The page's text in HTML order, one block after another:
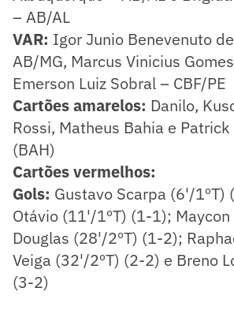
– AB/AL
VAR: Igor Junio Benevenuto
AB/MG, Marcus Vinicius
Emerson Luiz Sobral – CBF/PE
Cartões amarelos: Danilo,
Rossi, Matheus Bahia e
(BAH)
Cartões vermelhos:
Gols: Gustavo Scarpa (6'/
Otávio (11'/1ºT) (1-1); Maycon
Douglas (28'/2ºT) (1-2);
Veiga (32'/2ºT) (2-2) e Breno
(3-2)